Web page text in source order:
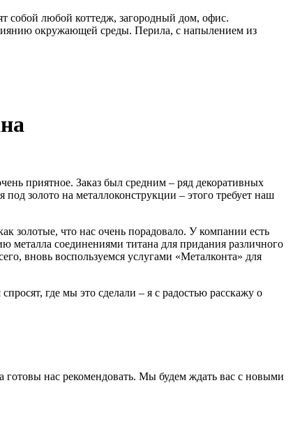
собой любой коттедж, загородный дом, офис.
окружающей среды. Перила, с напылением из
приятное. Заказ был средним – ряд декоративных
золото на металлоконструкции – этого требует наш
золотые, что нас очень порадовало. У компании есть
соединениями титана для придания различного
вновь воспользуемся услугами «Металконта» для
где мы это сделали – я с радостью расскажу о
готовы нас рекомендовать. Мы будем ждать вас с новыми